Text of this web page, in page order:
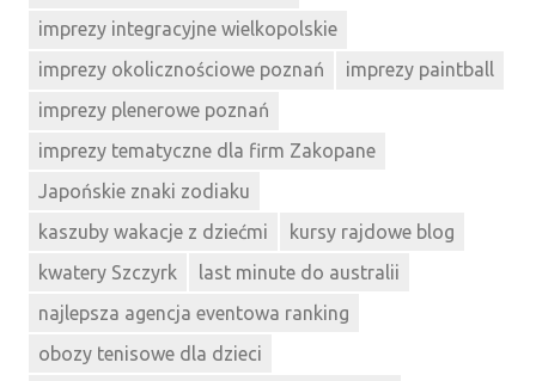
imprezy integracyjne wielkopolskie
imprezy okolicznościowe poznań
imprezy paintball
imprezy plenerowe poznań
imprezy tematyczne dla firm Zakopane
Japońskie znaki zodiaku
kaszuby wakacje z dziećmi
kursy rajdowe blog
kwatery Szczyrk
last minute do australii
najlepsza agencja eventowa ranking
obozy tenisowe dla dzieci